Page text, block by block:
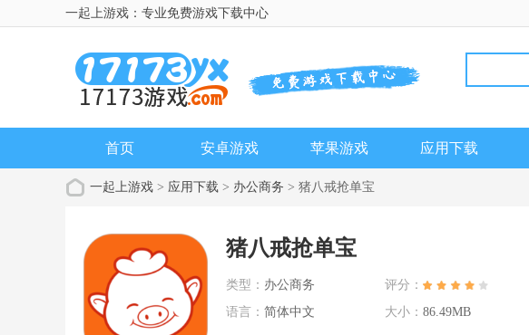
一起上游戏：专业免费游戏下载中心
首页 安卓游戏 苹果游戏 应用下载
一起上游戏 > 应用下载 > 办公商务 > 猪八戒抢单宝
猪八戒抢单宝
类型： 办公商务 评分：
语言： 简体中文 大小： 86.49MB